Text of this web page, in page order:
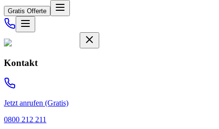
Gratis Offerte
Kontakt
Jetzt anrufen (Gratis)
0800 212 211